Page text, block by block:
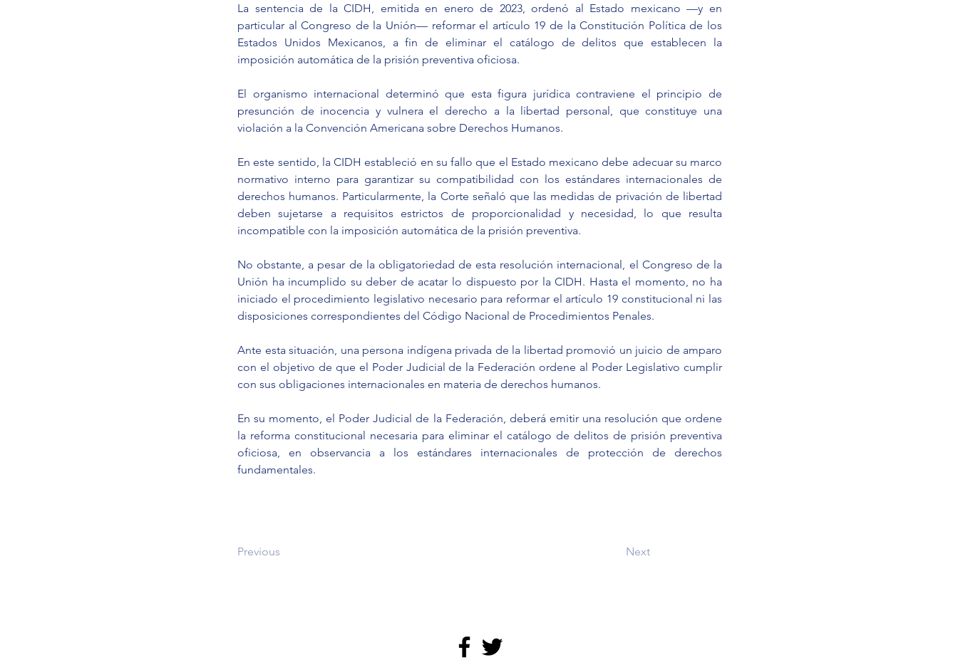
La sentencia de la CIDH, emitida en enero de 2023, ordenó al Estado mexicano —y en
particular al Congreso de la Unión— reformar el artículo 19 de la Constitución Política de los
Estados Unidos Mexicanos, a fin de eliminar el catálogo de delitos que establecen la
imposición automática de la prisión preventiva oficiosa.
El organismo internacional determinó que esta figura jurídica contraviene el principio de
presunción de inocencia y vulnera el derecho a la libertad personal, que constituye una
violación a la Convención Americana sobre Derechos Humanos.
En este sentido, la CIDH estableció en su fallo que el Estado mexicano debe adecuar su marco
normativo interno para garantizar su compatibilidad con los estándares internacionales de
derechos humanos. Particularmente, la Corte señaló que las medidas de privación de libertad
deben sujetarse a requisitos estrictos de proporcionalidad y necesidad, lo que resulta
incompatible con la imposición automática de la prisión preventiva.
No obstante, a pesar de la obligatoriedad de esta resolución internacional, el Congreso de la
Unión ha incumplido su deber de acatar lo dispuesto por la CIDH. Hasta el momento, no ha
iniciado el procedimiento legislativo necesario para reformar el artículo 19 constitucional ni las
disposiciones correspondientes del Código Nacional de Procedimientos Penales.
Ante esta situación, una persona indígena privada de la libertad promovió un juicio de amparo
con el objetivo de que el Poder Judicial de la Federación ordene al Poder Legislativo cumplir
con sus obligaciones internacionales en materia de derechos humanos.
En su momento, el Poder Judicial de la Federación, deberá emitir una resolución que ordene
la reforma constitucional necesaria para eliminar el catálogo de delitos de prisión preventiva
oficiosa, en observancia a los estándares internacionales de protección de derechos
fundamentales.
Previous Next